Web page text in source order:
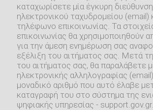
καταχωρίσετε μία έγκυρη διεύθυνση
ηλεκτρονικού ταχυδρομείου (email)
τηλέφωνο επικοινωνίας. Τα
επικοινωνίας θα χρησιμοποιηθούν
για την άμεση ενημέρωση σας
εξέλιξη του αιτήματος σας. Μετά
του αιτήματος σας, θα παραλάβετε
ηλεκτρονικής αλληλογραφίας
μοναδικό αριθμό που αυτό έλαβε
καταγραφή του στο σύστημα της
ψηφιακής υπηρεσίας - support.gov.gr.